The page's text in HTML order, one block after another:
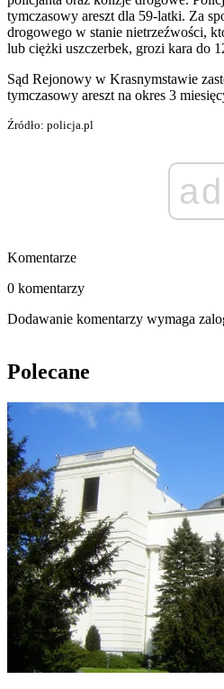
tymczasowy areszt dla 59-latki. Za
drogowego w stanie nietrzeźwości,
lub ciężki uszczerbek, grozi kara do
Sąd Rejonowy w Krasnymstawie
tymczasowy areszt na okres 3
Źródło: policja.pl
ad
Komentarze
0 komentarzy
Dodawanie komentarzy wymaga
Polecane